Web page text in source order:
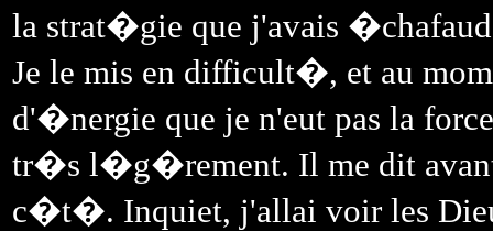
la strat�gie que j'avais
Je le mis en difficult�, et au
d'�nergie que je n'eut pas la
tr�s l�g�rement. Il me dit avant
c�t�. Inquiet, j'allai voir les